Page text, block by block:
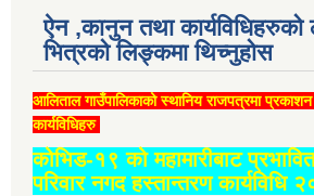
ऐन ,कानुन तथा कार्यविधिहरुको
भित्रको लिङ्कमा थिच्‍नुहोस
आलिताल गाउँपालिकाको स्थानिय राजपत्रमा
कार्यविधिहरु
कोभिड-१९ को महामारीबाट
परिवार नगद हस्तान्तरण कार्यविधि